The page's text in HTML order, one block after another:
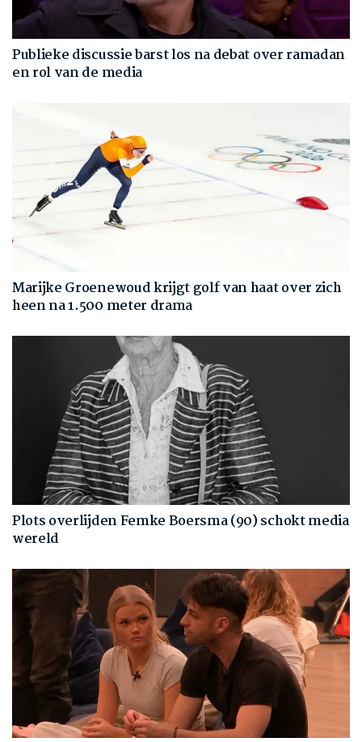
Publieke discussie barst los na debat over ramadan
en rol van de media
Marijke Groenewoud krijgt golf van haat over zich
heen na 1.500 meter drama
Plots overlijden Femke Boersma (90) schokt media
wereld